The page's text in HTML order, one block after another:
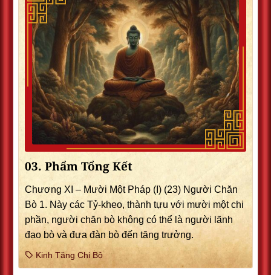
03. Phẩm Tổng Kết
Chương XI – Mười Một Pháp (I) (23) Người Chăn
Bò 1. Này các Tỷ-kheo, thành tựu với mười một chi
phần, người chăn bò không có thể là người lãnh
đạo bò và đưa đàn bò đến tăng trưởng.
Kinh Tăng Chi Bộ